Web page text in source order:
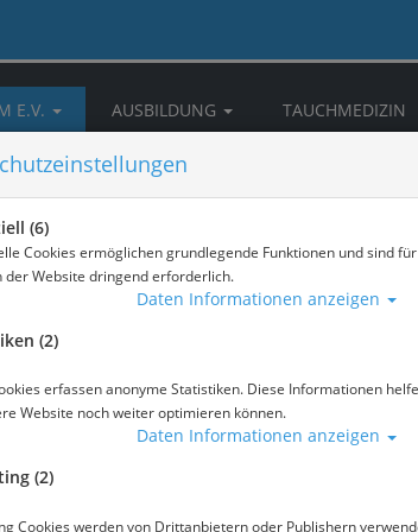
E.V. AUSBILDUNG TAUCHMEDIZIN
DOWNLOAD & INFOS
(6)
Cookies ermöglichen grundlegende Funktionen und sind
der Website dringend erforderlich.
Daten Informationen anzeigen
(2)
erfassen anonyme Statistiken. Diese Informationen
Website noch weiter optimieren können.
Daten Informationen anzeigen
(2)
Cookies werden von Drittanbietern oder Publishern